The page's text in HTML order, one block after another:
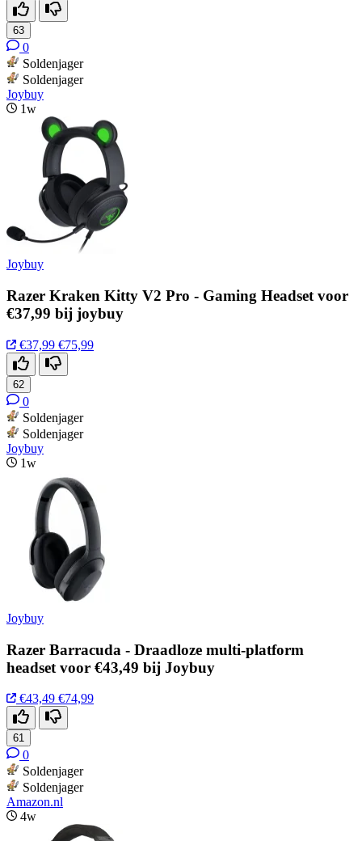
63
0
Soldenjager
Soldenjager
Joybuy
1w
Joybuy
Razer Kraken Kitty V2 Pro - Gaming Headset voor
€37,99 bij joybuy
€37,99 €75,99
62
0
Soldenjager
Soldenjager
Joybuy
1w
Joybuy
Razer Barracuda - Draadloze multi-platform
headset voor €43,49 bij Joybuy
€43,49 €74,99
61
0
Soldenjager
Soldenjager
Amazon.nl
4w